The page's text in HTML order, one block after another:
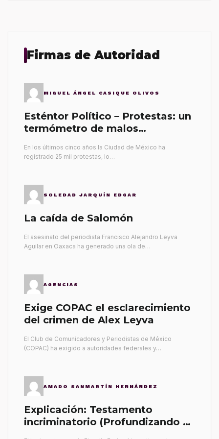
Firmas de Autoridad
MIGUEL ÁNGEL CASIQUE OLIVOS
Esténtor Político – Protestas: un
termómetro de malos
En los últimos cinco años la Ciudad de México ha
registrado 25 mil protestas, lo…
SOLEDAD JARQUÍN EDGAR
La caída de Salomón
El asesinato del periodista Francisco Alejandro Leyva
Aguilar en Oaxaca ha generado una ola de…
AGENCIAS
Exige COPAC el esclarecimiento
del crimen de Alex Leyva
El Club de Comunicadores y Periodistas de México
(COPAC) ha exigido a autoridades federales y…
AMADO SANMARTÍN HERNÁNDEZ
Explicación: Testamento
incriminatorio (Profundizando su